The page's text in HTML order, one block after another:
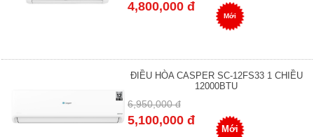
4,800,000 đ
Mới
ĐIỀU HÒA CASPER SC-12FS33 1 CHIỀU
12000BTU
6,950,000 đ
5,100,000 đ
Mới